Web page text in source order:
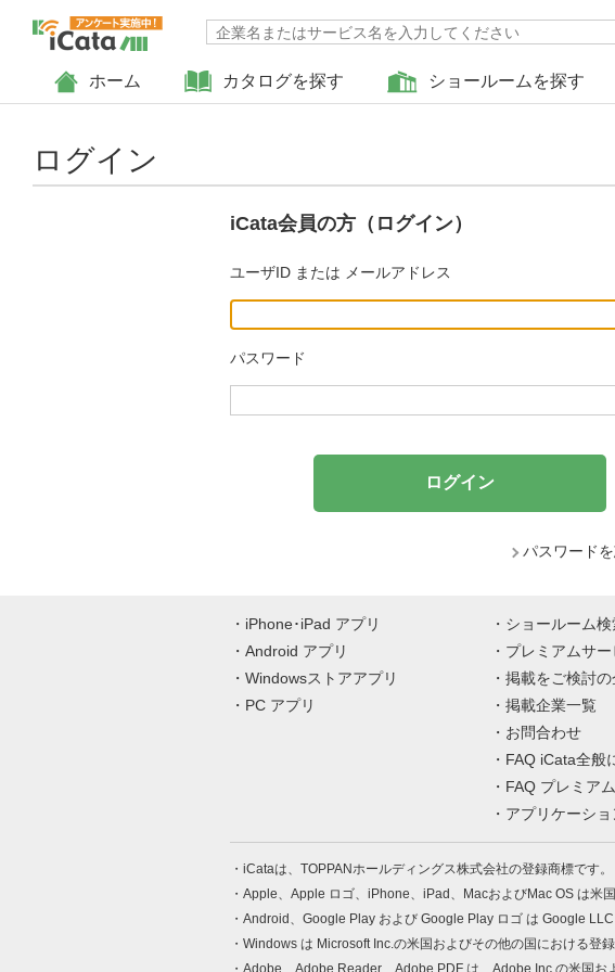
ホーム カタログを探す ショールームを探す
ログイン
iCata会員の方（ログイン）
ユーザID または メールアドレス
パスワード
パスワード
iPhone･iPad アプリ
Android アプリ
Windowsストアアプリ
PC アプリ
ショールーム検
プレミアムサー
掲載をご検討
掲載企業一覧
お問合わせ
FAQ iCata全般
FAQ プレミア
アプリケーシ
iCataは、TOPPANホールディングス株式会社の登録商標です。
Apple、Apple ロゴ、iPhone、iPad、MacおよびMac OS は米
Android、Google Play および Google Play ロゴ は Google LLC
Windows は Microsoft Inc.の米国およびその他の国における登録
Adobe、Adobe Reader、Adobe PDF は、Adobe Inc.の米国お